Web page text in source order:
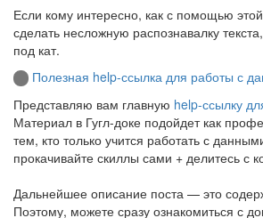
Если кому интересно, как с помощью
сделать несложную распознавалку
под кат.
Полезная help-ссылка для работы с
Представляю вам главную help-ссылку
Материал в Гугл-доке подойдет как
тем, кто только учится работать с
прокачивайте скиллы сами + делитесь с
Дальнейшее описание поста — это
Поэтому, можете сразу ознакомиться с